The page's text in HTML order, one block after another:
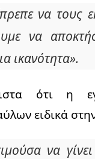
να τους
να
ικανότητα».
ότι η
ειδικά
να